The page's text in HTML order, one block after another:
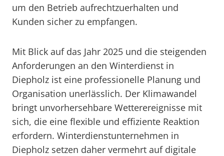
um den Betrieb aufrechtzuerhalten und
Kunden sicher zu empfangen.
Mit Blick auf das Jahr 2025 und die steigenden
Anforderungen an den Winterdienst in
Diepholz ist eine professionelle Planung und
Organisation unerlässlich. Der Klimawandel
bringt unvorhersehbare Wetterereignisse mit
sich, die eine flexible und effiziente Reaktion
erfordern. Winterdienstunternehmen in
Diepholz setzen daher vermehrt auf digitale